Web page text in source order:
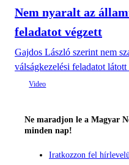
Nem nyaralt az
feladatot végzett
Gajdos László szerint nem
válságkezelési feladatot
Ne maradjon le a Magyar
minden nap!
Iratkozzon fel